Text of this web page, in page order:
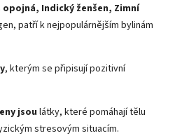
Indický ženšen, Zimní
patří k nejpopulárnějším bylinám
, kterým se připisují pozitivní
jsou látky, které pomáhají tělu
stresovým situacím.